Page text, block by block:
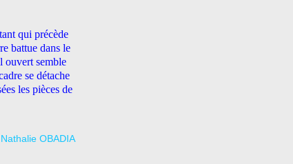
qui précède
battue dans le
ouvert semble
se détache
les pièces de